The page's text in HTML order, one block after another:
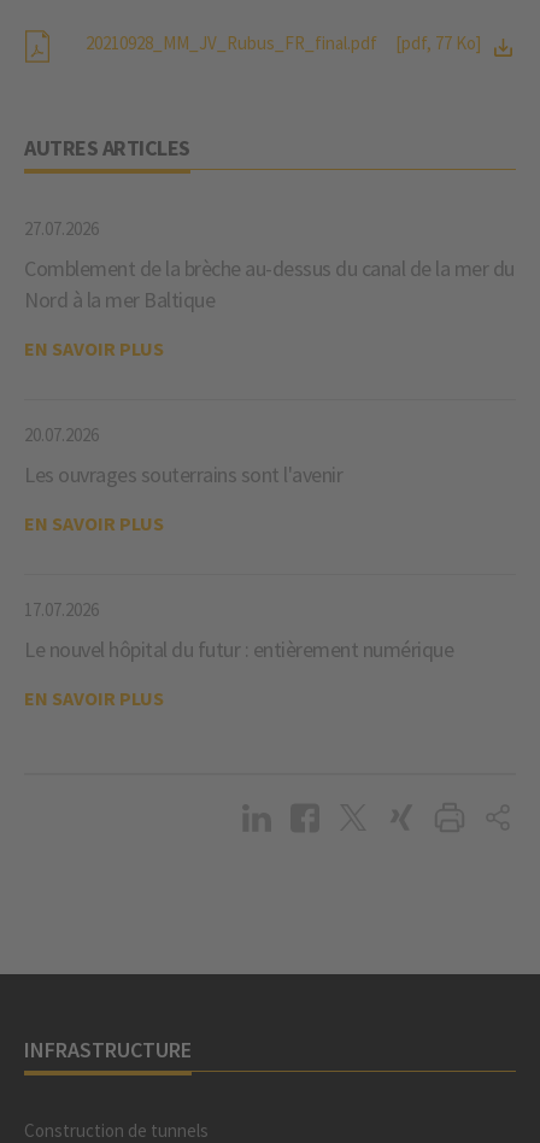
20210928_MM_JV_Rubus_FR_final.pdf [pdf, 77 Ko]
AUTRES ARTICLES
27.07.2026
Comblement de la brèche au-dessus du canal de la mer du
Nord à la mer Baltique
EN SAVOIR PLUS
20.07.2026
Les ouvrages souterrains sont l'avenir
EN SAVOIR PLUS
17.07.2026
Le nouvel hôpital du futur : entièrement numérique
EN SAVOIR PLUS
INFRASTRUCTURE
Construction de tunnels